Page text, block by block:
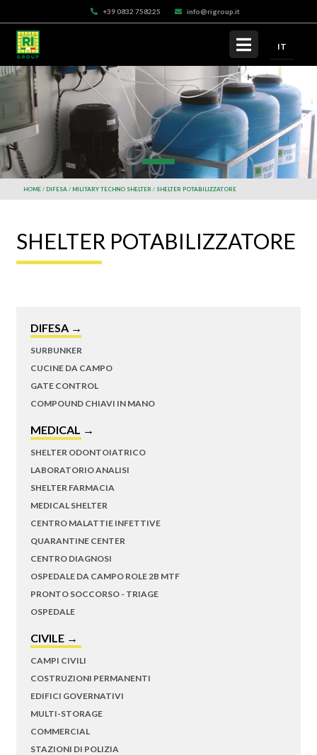
+39 0832 758225 info@rigroup.it
IT
HOME DIFESA MILITARY TECHNO SHELTER SHELTER POTABILIZZATORE
SHELTER POTABILIZZATORE
DIFESA →
SURBUNKER
CUCINE DA CAMPO
GATE CONTROL
COMPOUND CHIAVI IN MANO
MEDICAL →
SHELTER ODONTOIATRICO
LABORATORIO ANALISI
SHELTER FARMACIA
MEDICAL SHELTER
CENTRO MALATTIE INFETTIVE
QUARANTINE CENTER
CENTRO DIAGNOSI
OSPEDALE DA CAMPO ROLE 2B MTF
PRONTO SOCCORSO - TRIAGE
OSPEDALE
CIVILE →
CAMPI CIVILI
COSTRUZIONI PERMANENTI
EDIFICI GOVERNATIVI
MULTI-STORAGE
COMMERCIAL
STAZIONI DI POLIZIA